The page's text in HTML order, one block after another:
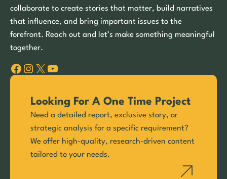
collaborate to create stories that matter, build narratives
that influence, and bring important issues to the
forefront. Reach out and let’s make something meaningful
together.
Facebook Instagram X YouTube
Looking For A One Time Project
Need a detailed report, exclusive story, or
strategic analysis for a specific requirement?
We offer high-quality, research-driven content
tailored to your needs.